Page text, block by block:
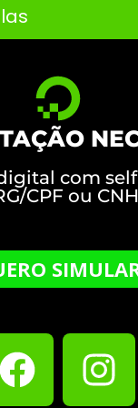
com
CPF ou CNH